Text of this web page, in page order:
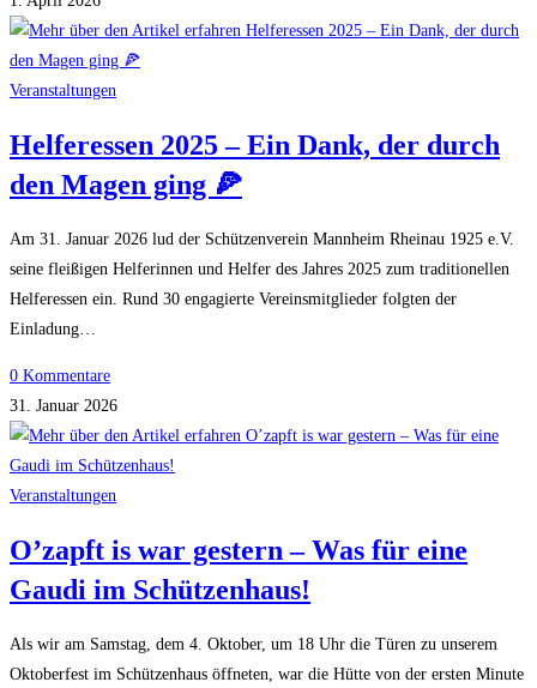
Veranstaltungen
Helferessen 2025 – Ein Dank, der durch
den Magen ging 🍕
Am 31. Januar 2026 lud der Schützenverein Mannheim Rheinau 1925 e.V.
seine fleißigen Helferinnen und Helfer des Jahres 2025 zum traditionellen
Helferessen ein. Rund 30 engagierte Vereinsmitglieder folgten der
Einladung…
0 Kommentare
31. Januar 2026
Veranstaltungen
O’zapft is war gestern – Was für eine
Gaudi im Schützenhaus!
Als wir am Samstag, dem 4. Oktober, um 18 Uhr die Türen zu unserem
Oktoberfest im Schützenhaus öffneten, war die Hütte von der ersten Minute